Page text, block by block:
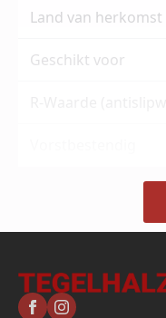
Land van herkomst
Geschikt voor